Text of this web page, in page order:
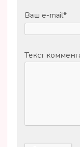
Ваш e-mail*
Текст